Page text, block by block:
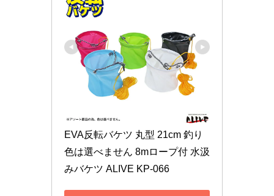
EVA反転バケツ 丸型 21cm 釣り
色は選べません 8mロープ付 水汲
みバケツ ALIVE KP-066